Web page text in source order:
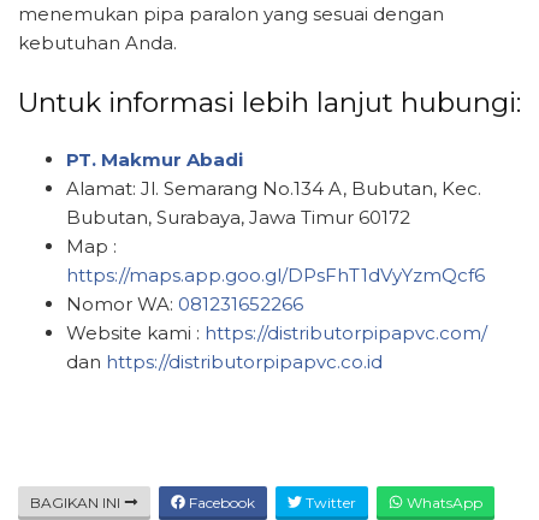
menemukan pipa paralon yang sesuai dengan
kebutuhan Anda.
Untuk informasi lebih lanjut hubungi:
PT. Makmur Abadi
Alamat: Jl. Semarang No.134 A, Bubutan, Kec.
Bubutan, Surabaya, Jawa Timur 60172
Map :
https://maps.app.goo.gl/DPsFhT1dVyYzmQcf6
Nomor WA: 081231652266
Website kami : https://distributorpipapvc.com/
dan https://distributorpipapvc.co.id
BAGIKAN INI Facebook Twitter WhatsApp